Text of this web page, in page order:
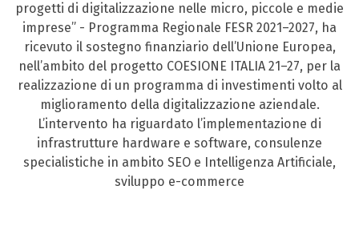
progetti di digitalizzazione nelle micro, piccole e medie
imprese” - Programma Regionale FESR 2021–2027, ha
ricevuto il sostegno finanziario dell’Unione Europea,
nell’ambito del progetto COESIONE ITALIA 21–27, per la
realizzazione di un programma di investimenti volto al
miglioramento della digitalizzazione aziendale.
L’intervento ha riguardato l’implementazione di
infrastrutture hardware e software, consulenze
specialistiche in ambito SEO e Intelligenza Artificiale,
sviluppo e-commerce